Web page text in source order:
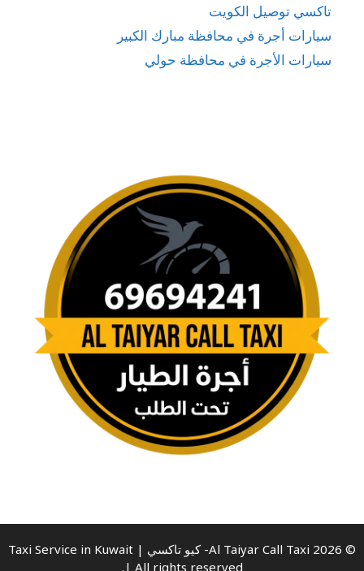
تاكسي توصيل الكويت
سيارات أجرة في محافظة مبارك الكبير
سيارات الأجرة في محافظة حولي
© 2026 Al Taiyar Call Taxi- كيو تاكسي | Taxi Service in Kuwait
| All rights reserved.